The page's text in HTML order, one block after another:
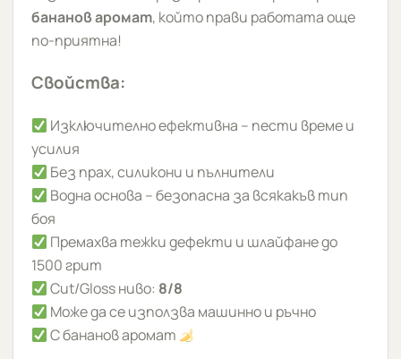
бананов аромат, който прави работата още
по-приятна!
Свойства:
Изключително ефективна – пести време и
усилия
Без прах, силикони и пълнители
Водна основа – безопасна за всякакъв тип
боя
Премахва тежки дефекти и шлайфане до
1500 грит
Cut/Gloss ниво: 8/8
Може да се използва машинно и ръчно
С бананов аромат